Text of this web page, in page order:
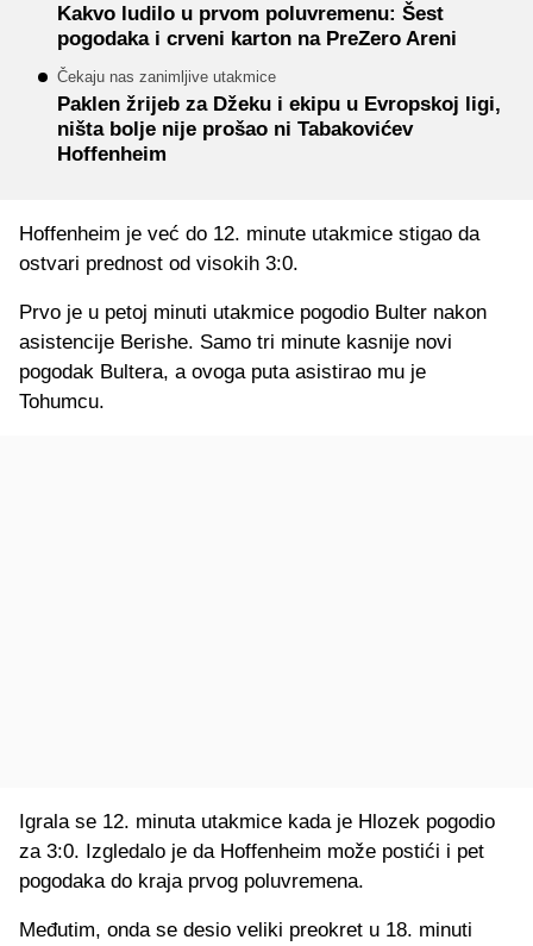
Kakvo ludilo u prvom poluvremenu: Šest
pogodaka i crveni karton na PreZero Areni
Čekaju nas zanimljive utakmice
Paklen žrijeb za Džeku i ekipu u Evropskoj ligi,
ništa bolje nije prošao ni Tabakovićev
Hoffenheim
Hoffenheim je već do 12. minute utakmice stigao da
ostvari prednost od visokih 3:0.
Prvo je u petoj minuti utakmice pogodio Bulter nakon
asistencije Berishe. Samo tri minute kasnije novi
pogodak Bultera, a ovoga puta asistirao mu je
Tohumcu.
Igrala se 12. minuta utakmice kada je Hlozek pogodio
za 3:0. Izgledalo je da Hoffenheim može postići i pet
pogodaka do kraja prvog poluvremena.
Međutim, onda se desio veliki preokret u 18. minuti